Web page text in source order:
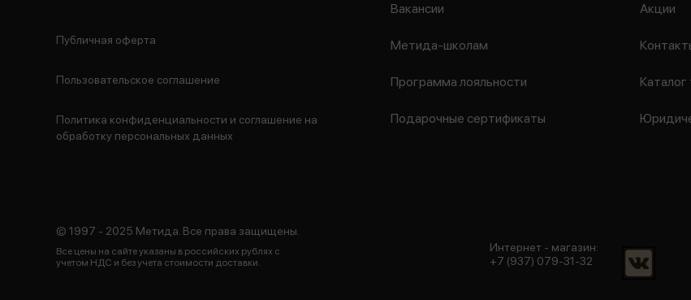
Вакансии
Метида-школам
Программа лояльности
Подарочные сертификаты
Акции
Каталог
Публичная оферта
Пользовательское соглашение
Политика конфиденциальности и соглашение на
обработку персональных данных
© 1997 - 2025 Метида. Все права защищены.
Все цены на сайте указаны в российских рублях с
учетом НДС и без учета стоимости доставки.
Интернет - магазин:
+7 (937) 079-31-32